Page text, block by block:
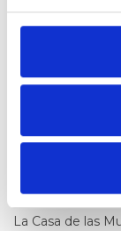
espacio, no
las mujeres
condiciones
La Casa de las